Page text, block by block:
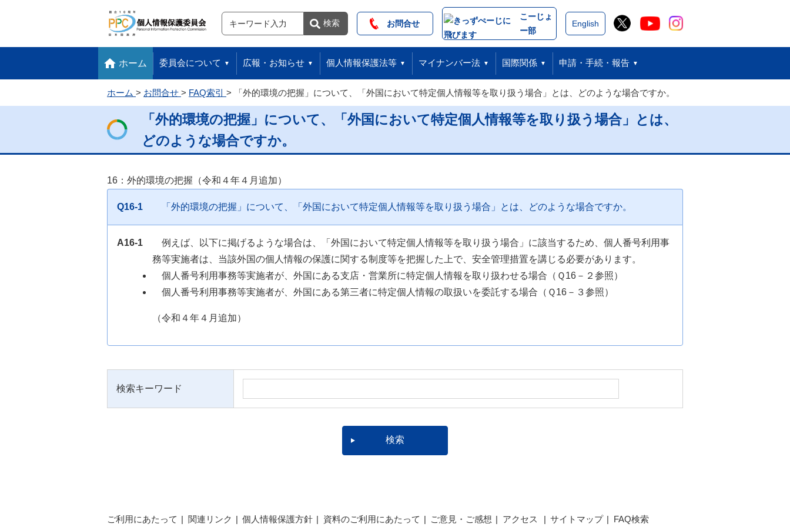
フッターへ移動します 閉じる
サイト内検索
検索 検索 お問合せ
こーじょ
ー部
English
ホーム 委員会について 広報・お知らせ 個人情報保護法等 マイナンバー法 国際関係 申請・手続・報告
ホーム お問合せ FAQ索引 「外的環境の把握」について、「外国において特定個人情報等を取り扱う場合」とは、どのような場合ですか。
「外的環境の把握」について、「外国において特定個人情報等を取り扱う場合」とは、
どのような場合ですか。
16：外的環境の把握（令和４年４月追加）
Q16-1 「外的環境の把握」について、「外国において特定個人情報等を取り扱う場合」とは、どのような場合ですか。
A16-1
例えば、以下に掲げるような場合は、「外国において特定個人情報等を取り扱う場合」に該当するため、個人番号利用事
務等実施者は、当該外国の個人情報の保護に関する制度等を把握した上で、安全管理措置を講じる必要があります。
個人番号利用事務等実施者が、外国にある支店・営業所に特定個人情報を取り扱わせる場合（Ｑ16－２参照）
個人番号利用事務等実施者が、外国にある第三者に特定個人情報の取扱いを委託する場合（Ｑ16－３参照）
（令和４年４月追加）
検索キーワード
ご利用にあたって 関連リンク 個人情報保護方針 資料のご利用にあたって ご意見・ご感想 アクセス サイトマップ FAQ検索